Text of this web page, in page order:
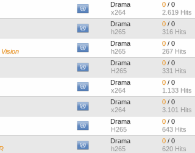
Drama
x264
0 / 0
2.619 Hits
Drama
h265
0 / 0
316 Hits
Drama
h265
0 / 0
267 Hits
Drama
H265
0 / 0
331 Hits
Drama
x264
0 / 0
1.133 Hits
Drama
x264
0 / 0
3.101 Hits
Drama
H265
0 / 0
643 Hits
Drama
h265
0 / 0
620 Hits